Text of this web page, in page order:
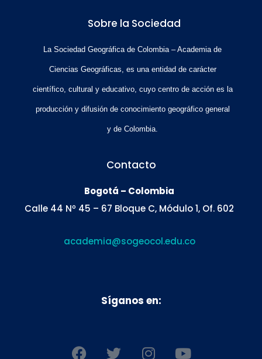
Sobre la Sociedad
La Sociedad Geográfica de Colombia – Academia de
Ciencias Geográficas, es una entidad de carácter
científico, cultural y educativo, cuyo centro de acción es la
producción y difusión de conocimiento geográfico general
y de Colombia.
Contacto
Bogotá – Colombia
Calle 44 Nº 45 – 67 Bloque C, Módulo 1, Of. 602
academia@sogeocol.edu.co
Síganos en:
F T I Y